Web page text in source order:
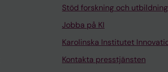
Stöd forskning och utbildning
Jobba på KI
Karolinska Institutet
Kontakta presstjänsten